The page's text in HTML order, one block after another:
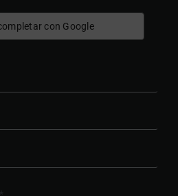
con Google